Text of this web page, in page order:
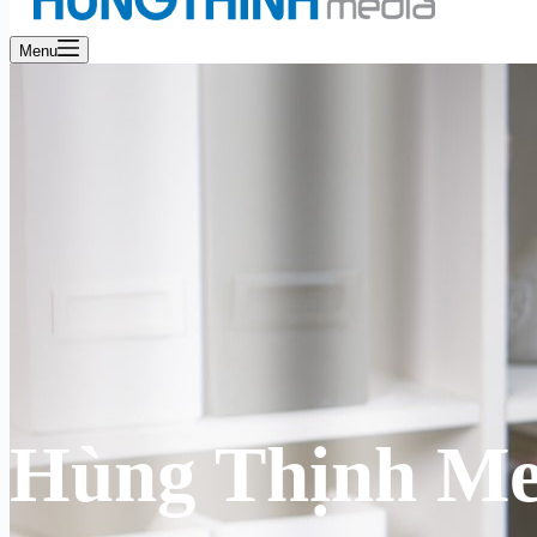
Menu
Hùng Thịnh